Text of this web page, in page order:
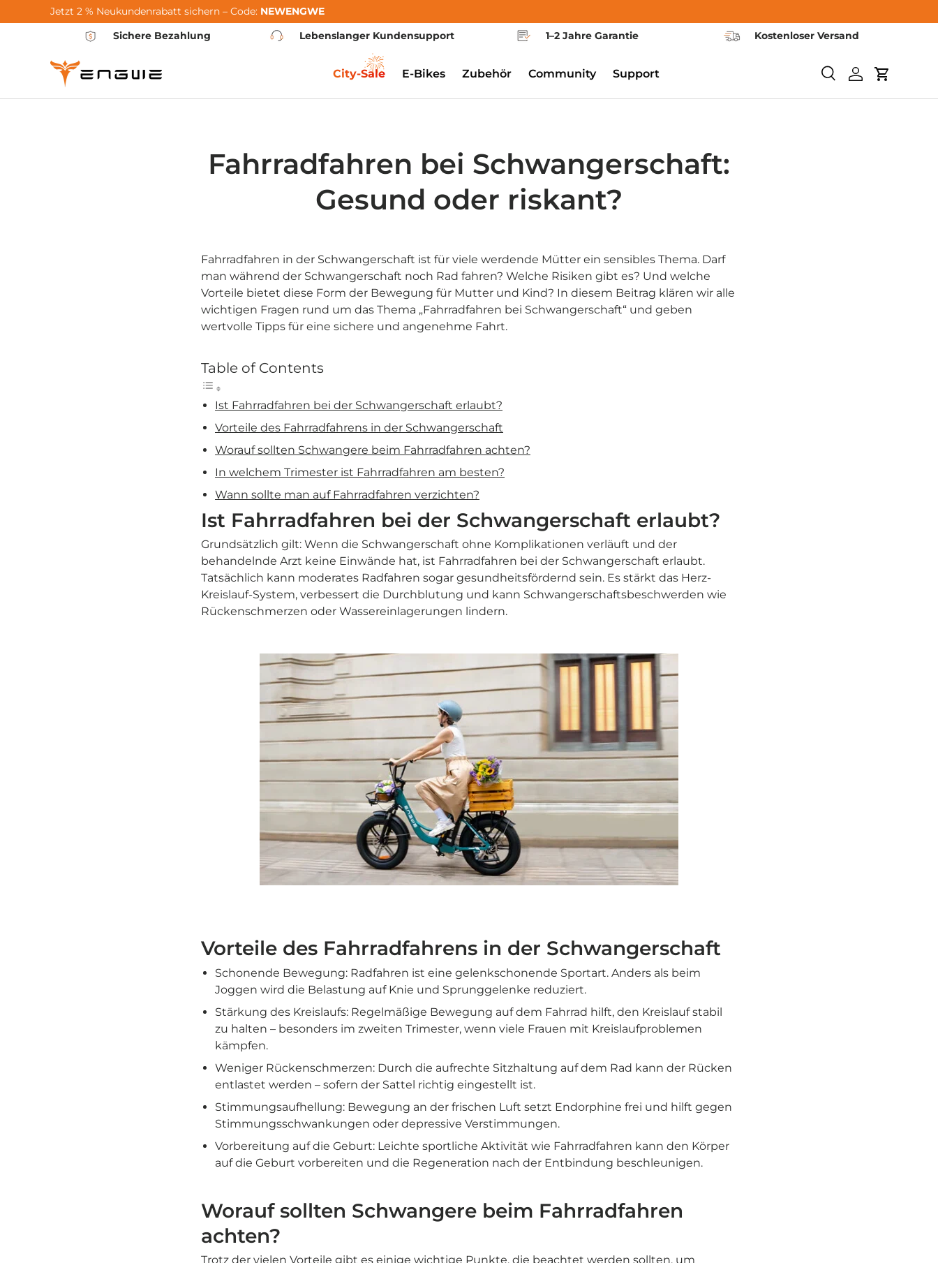
Skip to content
Jetzt 2 % Neukundenrabatt sichern – Code: NEWENGWE
Sichere Bezahlung
Lebenslanger Kundensupport 1–2 Jahre Garantie Kostenloser Versand
SearchLog inCart
City-Sale E-Bikes Zubehör Community Support
Fahrradfahren bei Schwangerschaft:
Gesund oder riskant?
Fahrradfahren in der Schwangerschaft ist für viele werdende Mütter ein sensibles Thema. Darf
man während der Schwangerschaft noch Rad fahren? Welche Risiken gibt es? Und welche
Vorteile bietet diese Form der Bewegung für Mutter und Kind? In diesem Beitrag klären wir alle
wichtigen Fragen rund um das Thema „Fahrradfahren bei Schwangerschaft“ und geben
wertvolle Tipps für eine sichere und angenehme Fahrt.
Table of Contents
Ist Fahrradfahren bei der Schwangerschaft erlaubt?
Vorteile des Fahrradfahrens in der Schwangerschaft
Worauf sollten Schwangere beim Fahrradfahren achten?
In welchem Trimester ist Fahrradfahren am besten?
Wann sollte man auf Fahrradfahren verzichten?
Ist Fahrradfahren bei der Schwangerschaft erlaubt?
Grundsätzlich gilt: Wenn die Schwangerschaft ohne Komplikationen verläuft und der
behandelnde Arzt keine Einwände hat, ist Fahrradfahren bei der Schwangerschaft erlaubt.
Tatsächlich kann moderates Radfahren sogar gesundheitsfördernd sein. Es stärkt das Herz-
Kreislauf-System, verbessert die Durchblutung und kann Schwangerschaftsbeschwerden wie
Rückenschmerzen oder Wassereinlagerungen lindern.
Vorteile des Fahrradfahrens in der Schwangerschaft
Schonende Bewegung: Radfahren ist eine gelenkschonende Sportart. Anders als beim
Joggen wird die Belastung auf Knie und Sprunggelenke reduziert.
Stärkung des Kreislaufs: Regelmäßige Bewegung auf dem Fahrrad hilft, den Kreislauf stabil
zu halten – besonders im zweiten Trimester, wenn viele Frauen mit Kreislaufproblemen
kämpfen.
Weniger Rückenschmerzen: Durch die aufrechte Sitzhaltung auf dem Rad kann der Rücken
entlastet werden – sofern der Sattel richtig eingestellt ist.
Stimmungsaufhellung: Bewegung an der frischen Luft setzt Endorphine frei und hilft gegen
Stimmungsschwankungen oder depressive Verstimmungen.
Vorbereitung auf die Geburt: Leichte sportliche Aktivität wie Fahrradfahren kann den Körper
auf die Geburt vorbereiten und die Regeneration nach der Entbindung beschleunigen.
Worauf sollten Schwangere beim Fahrradfahren
achten?
Trotz der vielen Vorteile gibt es einige wichtige Punkte, die beachtet werden sollten, um